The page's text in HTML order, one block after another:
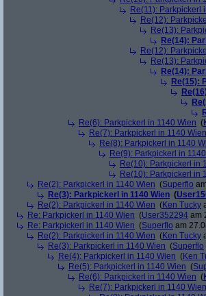
Re(11): Parkpickerl
Re(12):
Re(13):
Re(14):
Re(12):
Re(13):
Re(14):
Re(15):
Re(6): Parkpickerl in 1140 Wien (
Re(7): Parkpickerl in 1140 Wien
Re(8): Parkpickerl in 1140
Re(9): Parkpickerl in
Re(10): Parkpickerl in
Re(10): Parkpickerl in
Re(2): Parkpickerl in 1140 Wien (Superflo
Re(3): Parkpickerl in 1140 Wien (
Re(2): Parkpickerl in 1140 Wien (Ken Tucky
Re: Parkpickerl in 1140 Wien (User352294 am
Re: Parkpickerl in 1140 Wien (Superflo am
Re(2): Parkpickerl in 1140 Wien (Ken Tucky
Re(3): Parkpickerl in 1140 Wien (Superflo
Re(4): Parkpickerl in 1140 Wien (Ken
Re(5): Parkpickerl in 1140 Wien (
Re(6): Parkpickerl in 1140 Wien (
Re(7): Parkpickerl in 1140 Wien